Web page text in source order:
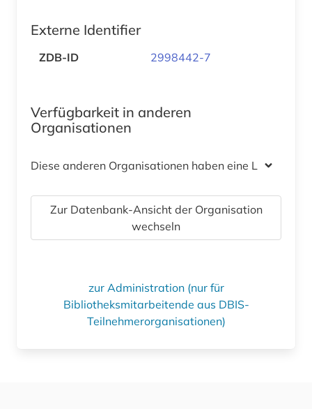
Externe Identifier
ZDB-ID 2998442-7
Verfügbarkeit in anderen
Organisationen
Diese anderen Organisationen haben eine Lizenz
Zur Datenbank-Ansicht der Organisation
wechseln
zur Administration (nur für
Bibliotheksmitarbeitende aus DBIS-
Teilnehmerorganisationen)